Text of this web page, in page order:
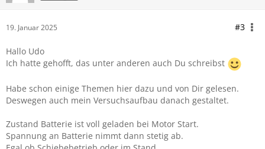
19. Januar 2025 #3
Hallo Udo
Ich hatte gehofft, das unter anderen auch Du schreibst
Habe schon einige Themen hier dazu und von Dir gelesen.
Deswegen auch mein Versuchsaufbau danach gestaltet.
Zustand Batterie ist voll geladen bei Motor Start.
Spannung an Batterie nimmt dann stetig ab.